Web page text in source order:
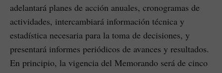
adelantará planes de acción anuales, cronogramas de
actividades, intercambiará información técnica y
estadística necesaria para la toma de decisiones, y
presentará informes periódicos de avances y resultados.
En principio, la vigencia del Memorando será de cinco